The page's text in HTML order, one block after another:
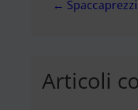
articoli
←
Articoli